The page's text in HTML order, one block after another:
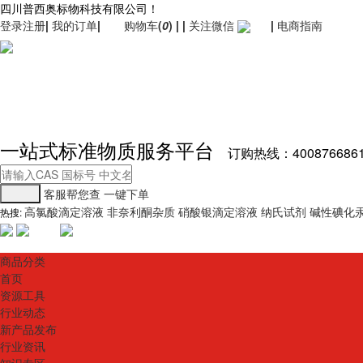
四川普西奥标物科技有限公司！
登录注册| 我的订单| 购物车(0) | | 关注微信 | 电商指南
一站式标准物质服务平台 订购热线：
客服帮您查 一键下单
热搜:高氯酸滴定溶液 非奈利酮杂质 硝酸银滴定溶液 纳氏试剂 碱性碘化
商品分类
首页
资源工具
行业动态
新产品发布
行业资讯